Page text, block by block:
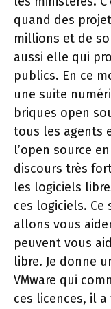
quand des
millions et de
aussi elle qui
publics. En ce
une suite
briques open
tous les agents
l’open source
discours très
les logiciels
ces logiciels.
allons vous
peuvent vous
libre. Je donne
VMware qui
ces licences, il